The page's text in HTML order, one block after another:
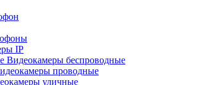
IP
Видеокамеры беспроводные
проводные
уличные